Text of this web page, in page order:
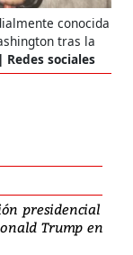
conocida
tras la
Redes sociales
presidencial
Trump en